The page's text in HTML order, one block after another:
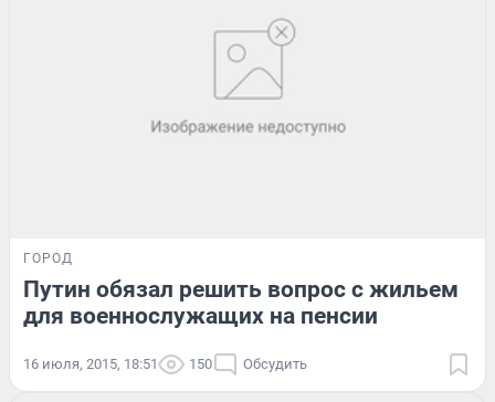
ГОРОД
Путин обязал решить вопрос с жильем
для военнослужащих на пенсии
16 июля, 2015, 18:51 150 Обсудить